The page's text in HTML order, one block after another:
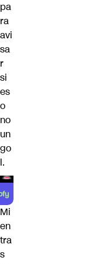
pa
ra
avi
sa
r
si
es
o
no
un
go
l.
Mi
en
tra
s